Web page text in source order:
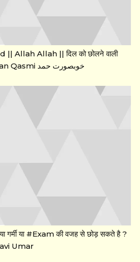
Allah Allah || दिल को छोलने वाली
आवाज़ || Maulana Imran Qasmi خوبصورت حمد
या #Exam की वजह से छोड़ सकते है ?
Umar